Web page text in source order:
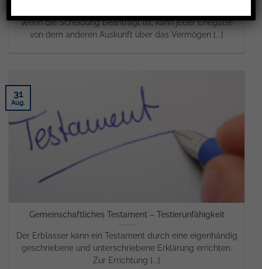
Wenn die Scheidung beantragt ist, kann jeder Ehegatte
von dem anderen Auskunft über das Vermögen [...]
Gemeinschaftliches Testament – Testierunfähigkeit
Der Erblasser kann ein Testament durch eine eigenhändig
geschriebene und unterschriebene Erklärung errichten.
Zur Errichtung [...]
31
Aug.